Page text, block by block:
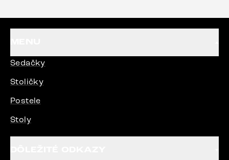
Sedačky
Stoličky
Postele
Stoly